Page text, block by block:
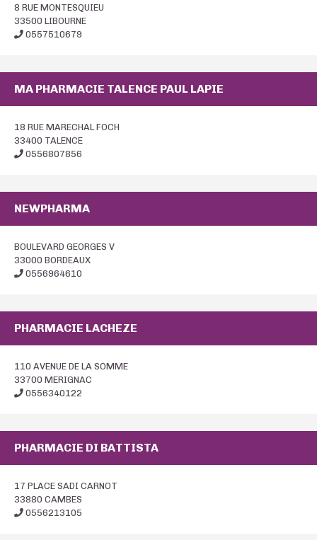
8 RUE MONTESQUIEU
33500 LIBOURNE
0557510679
MA PHARMACIE TALENCE PAUL LAPIE
18 RUE MARECHAL FOCH
33400 TALENCE
0556807856
NEWPHARMA
BOULEVARD GEORGES V
33000 BORDEAUX
0556964610
PHARMACIE LACHEZE
110 AVENUE DE LA SOMME
33700 MERIGNAC
0556340122
PHARMACIE DI BATTISTA
17 PLACE SADI CARNOT
33880 CAMBES
0556213105